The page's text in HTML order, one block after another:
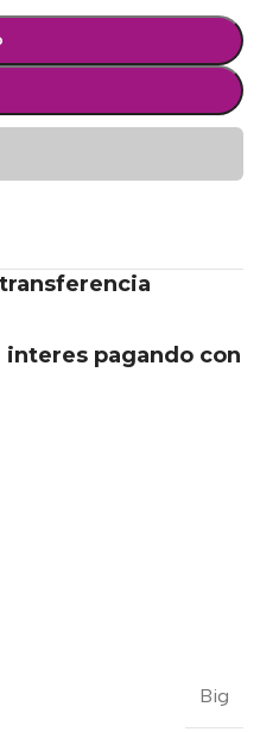
interes pagando con
Big